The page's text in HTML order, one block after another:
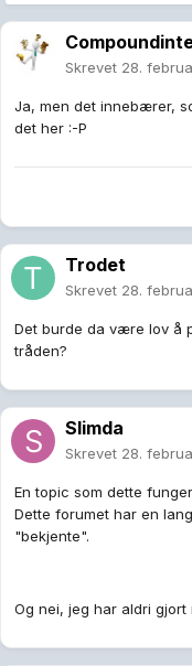
Skrevet 28.
Ja, men det innebærer,
det her :-P
Trodet
Skrevet 28.
Det burde da være lov å
tråden?
Slimda
Skrevet 28.
En topic som dette
Dette forumet har en
"bekjente".
Og nei, jeg har aldri